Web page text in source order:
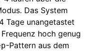
Das System
Tage unangetastet
hoch genug
-Pattern aus dem